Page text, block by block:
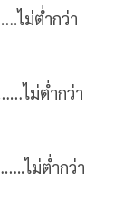
ม่ต่ำกว่า
ไม่ต่ำกว่า
ไม่ต่ำกว่า